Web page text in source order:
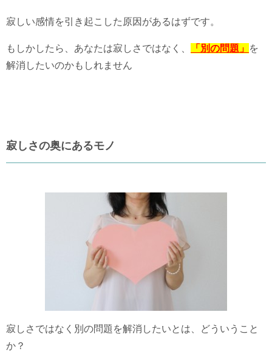
寂しい感情を引き起こした原因があるはずです。
もしかしたら、あなたは寂しさではなく、 「別の問題」 を
解消したいのかもしれません
寂しさの奥にあるモノ
寂しさではなく別の問題を解消したいとは、どういうこと
か？